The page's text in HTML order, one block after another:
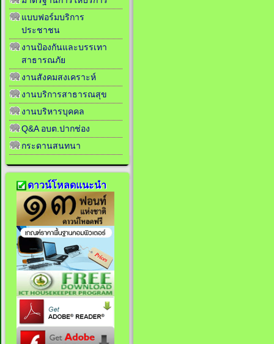
แบบฟอร์มบริการ
ประชาชน
งานป้องกันและบรรเทา
สาธารณภัย
งานสังคมสงเคราะห์
งานบริการสาธารณสุข
งานบริหารบุคคล
Q&A อบต.ปากช่อง
กระดานสนทนา
ดาวน์โหลดแนะนำ